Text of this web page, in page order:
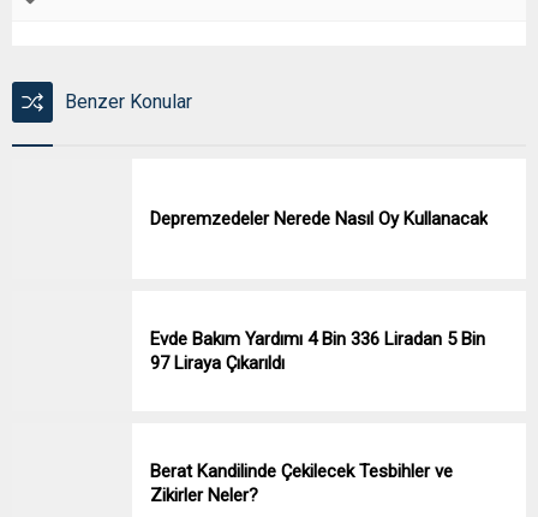
Benzer Konular
Depremzedeler Nerede Nasıl Oy Kullanacak
Evde Bakım Yardımı 4 Bin 336 Liradan 5 Bin
97 Liraya Çıkarıldı
Berat Kandilinde Çekilecek Tesbihler ve
Zikirler Neler?